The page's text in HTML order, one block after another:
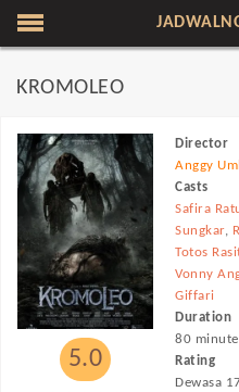
KROMOLEO
5.0
Director
Anggy
Casts
Safira
Sungkar,
Totos
Vonny
Giffari
Duration
80
Rating
Dewasa